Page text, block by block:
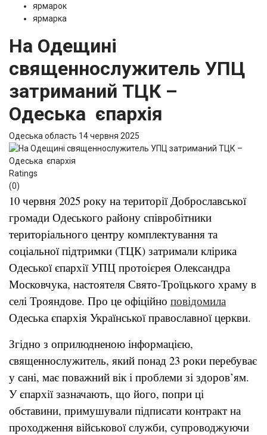
ярмарок
ярмарка
На Одещині
священнослужитель УПЦ
затриманий ТЦК –
Одеська єпархія
Одеська область 14 червня 2025
Ratings
(0)
10 червня 2025 року на території Доброславської
громади Одеського району співробітники
територіального центру комплектування та
соціальної підтримки (ТЦК) затримали клірика
Одеської єпархії УПЦ протоієрея Олександра
Московчука, настоятеля Свято-Троїцького храму в
селі Трояндове. Про це офіційно повідомила
Одеська єпархія Української православної церкви.
Згідно з оприлюдненою інформацією,
священнослужитель, який понад 23 роки перебуває
у сані, має поважний вік і проблеми зі здоров’ям.
У єпархії зазначають, що його, попри ці
обставини, примушували підписати контракт на
проходження військової служби, супроводжуючи